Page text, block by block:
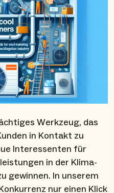
Werkzeug, das
in Kontakt zu
Interessenten für
in der Klima-
gewinnen. In unserem
nur einen Klick